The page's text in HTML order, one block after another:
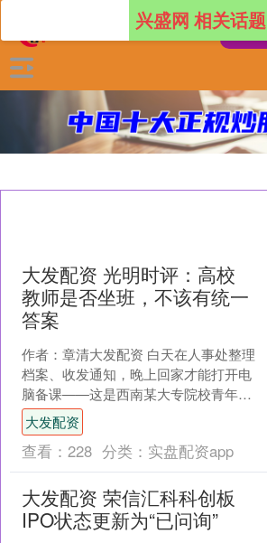
兴盛网 相关话题
大发配资 光明时评：高校
教师是否坐班，不该有统一
答案
作者：章清大发配资 白天在人事处整理
档案、收发通知，晚上回家才能打开电
脑备课——这是西南某大专院校青年教
师小林的日常。他并非行政人员，而是
一名需要“双肩挑”的专....
大发配资
查看： 228 分类： 实盘配资app
大发配资 荣信汇科科创板
IPO状态更新为“已问询”